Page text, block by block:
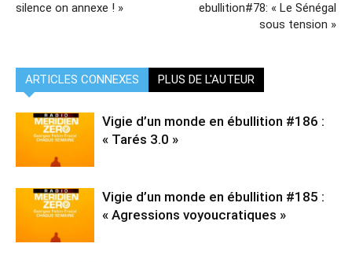
silence on annexe ! »
ebullition#78: « Le Sénégal
sous tension »
ARTICLES CONNEXES PLUS DE L'AUTEUR
Vigie d’un monde en ébullition #186 :
« Tarés 3.0 »
Vigie d’un monde en ébullition #185 :
« Agressions voyoucratiques »